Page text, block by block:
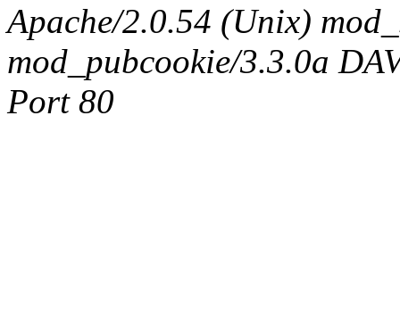
Apache/2.0.54 (Unix)
mod_pubcookie/3.3.0a
Port 80